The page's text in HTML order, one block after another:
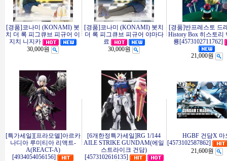
[경품]코나미 (KONAMI) 봇
치 더 록 피그큐브 피규어 이
지치 니지카
30,000원
[경품]코나미 (KONAMI) 봇치
더 록 피그큐브 피규어 야마다
료
30,000원
[경품]반프레스토 드
History Box 히스토리
룡[4573102711762]
21,000원
[특가세일][프라모델]아르카
나디아 루미티아 리액트-
A(REACT-A)
[4934054056156]
[6개한정특가세일]RG 1/144
AILE STRIKE GUNDAM(에일
스트라이크 건담)
[4573102616135]
HGBF 건담X 마
[4573102587862]
21,600원